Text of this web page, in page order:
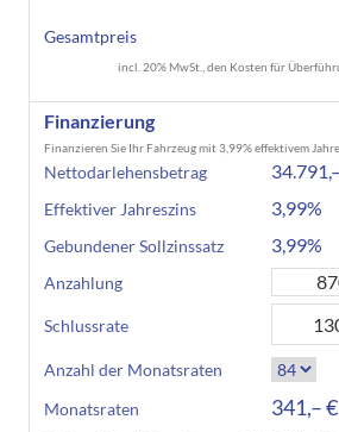
Gesamtpreis
incl. 20% MwSt., den Kosten für
Finanzierung
Finanzieren Sie Ihr Fahrzeug mit 3,99% effektivem
Nettodarlehensbetrag
Effektiver Jahreszins 3,99%
Gebundener Sollzinssatz 3,99%
Anzahlung
Schlussrate
Anzahl der Monatsraten
Monatsraten
341,– €